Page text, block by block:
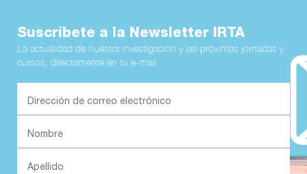
Suscríbete a la Newsletter IRTA
La actualidad de nuestra investigación y las próximas jornadas y
cursos, directamente en tu e-mail